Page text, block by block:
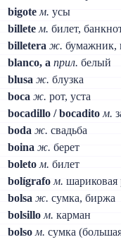
bigote м. усы
billete м. билет,
billetera ж. бумажник,
blanco, a прил. белый
blusa ж. блузка
boca ж. рот, уста
bocadillo / bocadito м.
boda ж. свадьба
boina ж. берет
boleto м. билет
bolígrafo м. шариковая
bolsa ж. сумка, биржа
bolsillo м. карман
bolso м. сумка